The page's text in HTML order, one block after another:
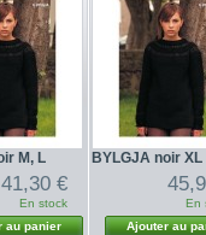
M, L
41,30 €
En stock
au panier
BYLGJA noir XL
En
Ajouter au